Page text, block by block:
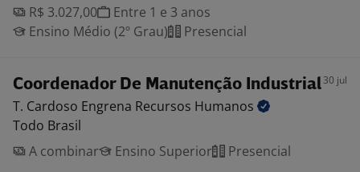
R$ 3.027,00
Entre 1 e 3 anos
Ensino Médio (2º Grau)
Presencial
Coordenador De Manutenção Industrial30 jul
T. Cardoso Engrena Recursos Humanos
Todo Brasil
A combinar
Ensino Superior Presencial